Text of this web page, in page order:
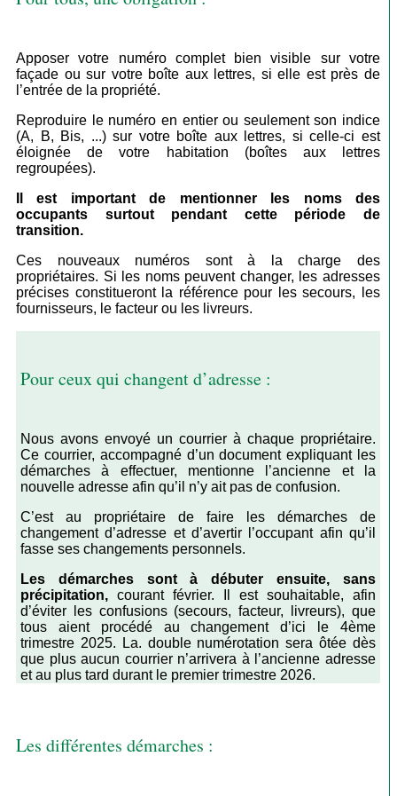
Apposer votre numéro complet bien visible sur votre
façade ou sur votre boîte aux lettres, si elle est près de
l’entrée de la propriété.
Reproduire le numéro en entier ou seulement son indice
(A, B, Bis, ...) sur votre boîte aux lettres, si celle-ci est
éloignée de votre habitation (boîtes aux lettres
regroupées).
Il est important de mentionner les noms des
occupants surtout pendant cette période de
transition.
Ces nouveaux numéros sont à la charge des
propriétaires. Si les noms peuvent changer, les adresses
précises constitueront la référence pour les secours, les
fournisseurs, le facteur ou les livreurs.
Pour ceux qui changent d’adresse :
Nous avons envoyé un courrier à chaque propriétaire.
Ce courrier, accompagné d’un document expliquant les
démarches à effectuer, mentionne l’ancienne et la
nouvelle adresse afin qu’il n’y ait pas de confusion.
C’est au propriétaire de faire les démarches de
changement d’adresse et d’avertir l’occupant afin qu’il
fasse ses changements personnels.
Les démarches sont à débuterensuite, sans
précipitation, courant février. Il est souhaitable, afin
d’éviter les confusions (secours, facteur, livreurs), que
tous aient procédé au changement d’ici le 4ème
trimestre 2025. La. double numérotation sera ôtée dès
que plus aucun courrier n’arrivera à l’ancienne adresse
et au plus tard durant le premier trimestre 2026.
Les différentes démarches :